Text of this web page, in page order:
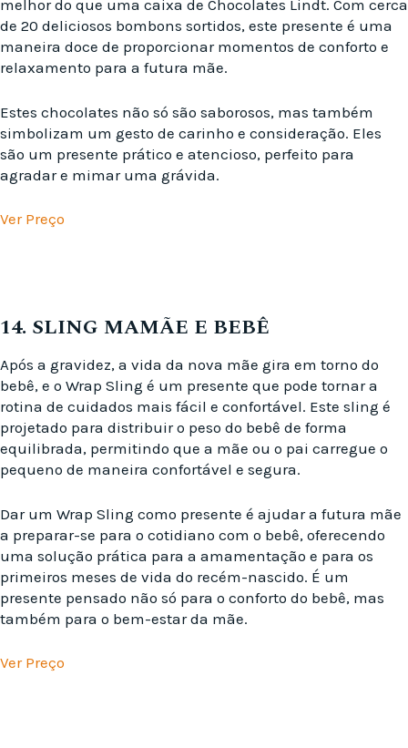
melhor do que uma caixa de Chocolates Lindt. Com cerca
de 20 deliciosos bombons sortidos, este presente é uma
maneira doce de proporcionar momentos de conforto e
relaxamento para a futura mãe.
Estes chocolates não só são saborosos, mas também
simbolizam um gesto de carinho e consideração. Eles
são um presente prático e atencioso, perfeito para
agradar e mimar uma grávida.
Ver Preço
14. SLING MAMÃE E BEBÊ
Após a gravidez, a vida da nova mãe gira em torno do
bebê, e o Wrap Sling é um presente que pode tornar a
rotina de cuidados mais fácil e confortável. Este sling é
projetado para distribuir o peso do bebê de forma
equilibrada, permitindo que a mãe ou o pai carregue o
pequeno de maneira confortável e segura.
Dar um Wrap Sling como presente é ajudar a futura mãe
a preparar-se para o cotidiano com o bebê, oferecendo
uma solução prática para a amamentação e para os
primeiros meses de vida do recém-nascido. É um
presente pensado não só para o conforto do bebê, mas
também para o bem-estar da mãe.
Ver Preço